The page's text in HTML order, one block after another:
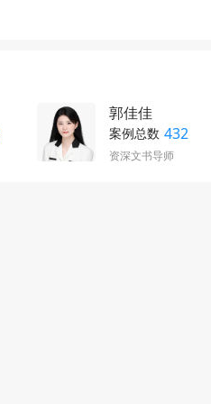
郭佳佳
案例总数 432
资深文书导师